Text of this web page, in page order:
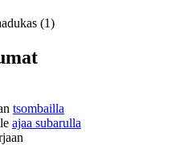
(1)
tsombailla
ajaa subarulla